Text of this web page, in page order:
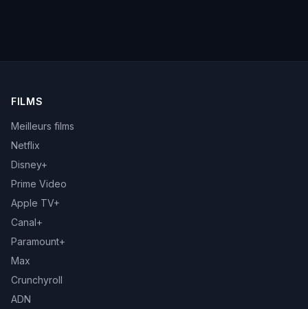
FILMS
Meilleurs films
Netflix
Disney+
Prime Video
Apple TV+
Canal+
Paramount+
Max
Crunchyroll
ADN